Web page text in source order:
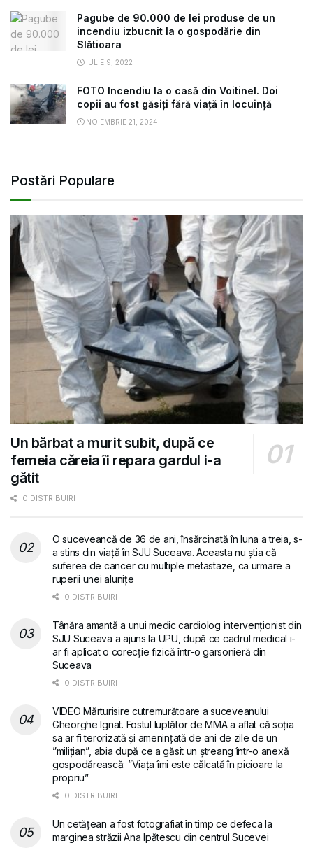
Pagube de 90.000 de lei produse de un
incendiu izbucnit la o gospodărie din
Slătioara
IULIE 9, 2022
FOTO Incendiu la o casă din Voitinel. Doi
copii au fost găsiți fără viață în locuință
NOIEMBRIE 21, 2024
Postări Populare
Un bărbat a murit subit, după ce
femeia căreia îi repara gardul i-a
gătit
0 DISTRIBUIRI
O suceveancă de 36 de ani, însărcinată în luna a treia, s-
a stins din viață în SJU Suceava. Aceasta nu știa că
suferea de cancer cu multiple metastaze, ca urmare a
ruperii unei alunițe
0 DISTRIBUIRI
Tânăra amantă a unui medic cardiolog intervenționist din
SJU Suceava a ajuns la UPU, după ce cadrul medical i-
ar fi aplicat o corecție fizică într-o garsonieră din
Suceava
0 DISTRIBUIRI
VIDEO Mărturisire cutremurătoare a suceveanului
Gheorghe Ignat. Fostul luptător de MMA a aflat că soția
sa ar fi terorizată și amenințată de ani de zile de un
”milițian”, abia după ce a găsit un ștreang într-o anexă
gospodărească: ”Viața îmi este călcată în picioare la
propriu”
0 DISTRIBUIRI
Un cetățean a fost fotografiat în timp ce defeca la
marginea străzii Ana Ipătescu din centrul Sucevei